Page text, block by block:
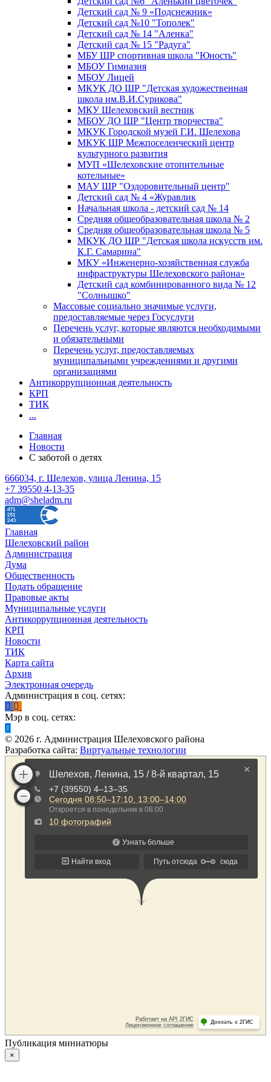
Детский сад № 9 «Подснежник»
Детский сад №10 "Тополек"
Детский сад № 14 "Аленка"
Детский сад № 15 "Радуга"
МБУ ШР спортивная школа "Юность"
МБОУ Гимназия
МБОУ Лицей
МКУК ДО ШР "Детская художественная
школа им.В.И.Сурикова"
МКУ Шелеховский вестник
МБОУ ДО ШР "Центр творчества"
МКУК Городской музей Г.И. Шелехова
МКУК ШР Межпоселенческий центр
культурного развития
МУП «Шелеховские отопительные
котельные»
МАУ ШР "Оздоровительный центр"
Детский сад № 4 «Журавлик
Начальная школа - детский сад № 14
Средняя общеобразовательная школа № 2
Средняя общеобразовательная школа № 5
МКУК ДО ШР "Детская школа искусств им.
К.Г. Самарина"
МКУ «Инженерно-хозяйственная служба
инфраструктуры Шелеховского района»
Детский сад комбинированного вида № 12
"Солнышко"
Массовые социально значимые услуги,
предоставляемые через Госуслуги
Перечень услуг, которые являются необходимыми
и обязательными
Перечень услуг, предоставляемых
муниципальными учреждениями и другими
организациями
Антикоррупционная деятельность
КРП
ТИК
...
Главная
Новости
С заботой о детях
666034, г. Шелехов, улица Ленина, 15
+7 39550 4-13-35
adm@sheladm.ru
Главная
Шелеховский район
Администрация
Дума
Общественность
Подать обращение
Правовые акты
Муниципальные услуги
Антикоррупционная деятельность
КРП
Новости
ТИК
Карта сайта
Архив
Электронная очередь
Администрация в соц. сетях:
Мэр в соц. сетях:
© 2026 г. Администрация Шелеховского района
Разработка сайта: Виртуальные технологии
Публикация миниатюры
×